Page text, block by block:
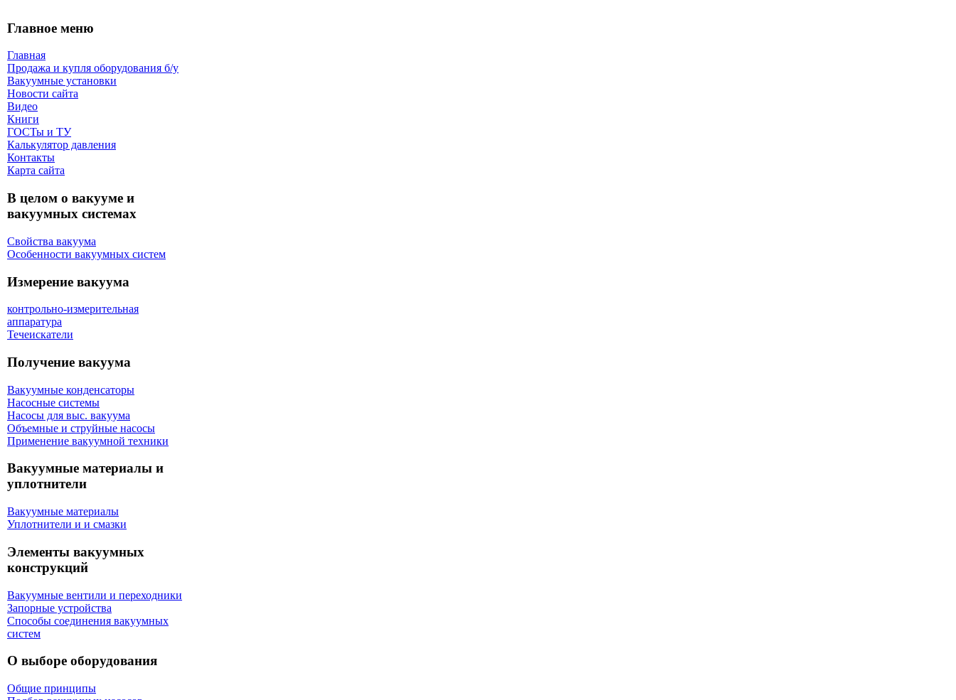
Главное меню
Главная
Продажа и купля оборудования б/y
Вакуумные установки
Новости сайта
Видео
Книги
ГОСТы и ТУ
Калькулятор давления
Контакты
Карта сaйта
В целом о вакууме и
вакуумных системах
Свойства вакуума
Особенности вакуумных систем
Измерение вакуума
контрольно-измерительная
аппаратура
Течеискатели
Получение вакуума
Вакуумные конденсаторы
Насосные системы
Насосы для выс. вакуума
Объемные и струйные насосы
Применение вакуумной техники
Вакуумные материалы и
уплотнители
Вакуумные материалы
Уплотнители и и смазки
Элементы вакуумных
конструкций
Вакуумные вентили и переходники
Запорные устройства
Способы соединения вакуумных
систем
О выборе оборудования
Общие принципы